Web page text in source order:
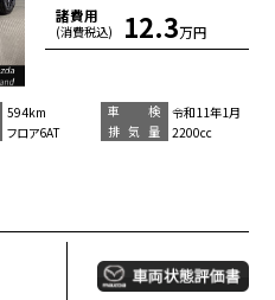
諸費用
(消費税込) 12.3万円
594km 車 検
令和11年1月
フロア6AT 排気量 2200cc